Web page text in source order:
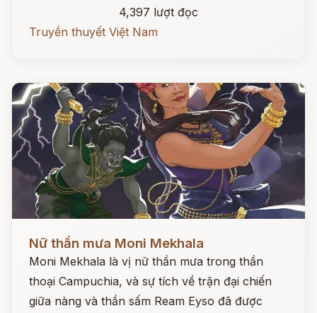
4,397 lượt đọc
Truyền thuyết Việt Nam
Nữ thần mưa Moni Mekhala
Moni Mekhala là vị nữ thần mưa trong thần
thoại Campuchia, và sự tích về trận đại chiến
giữa nàng và thần sấm Ream Eyso đã được